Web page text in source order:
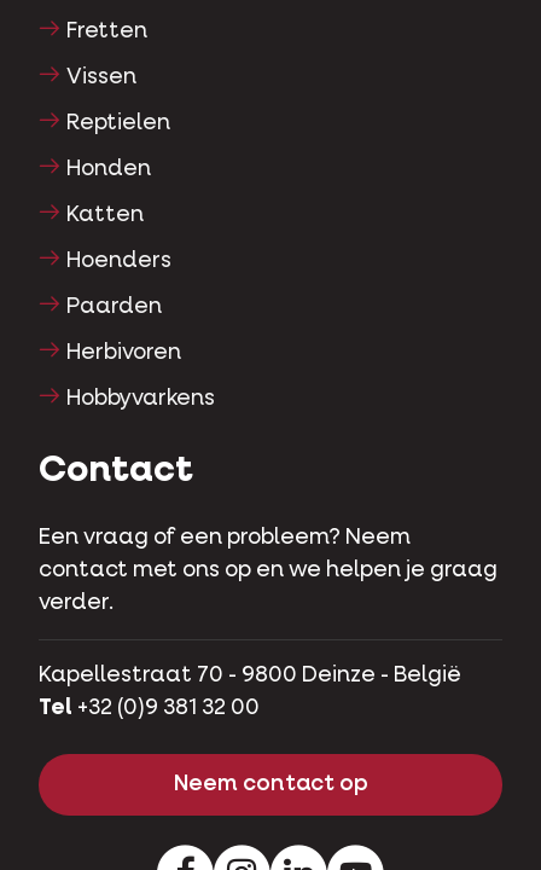
Fretten
Vissen
Reptielen
Honden
Katten
Hoenders
Paarden
Herbivoren
Hobbyvarkens
Contact
Een vraag of een probleem? Neem
contact met ons op en we helpen je graag
verder.
Kapellestraat 70 - 9800 Deinze - België
Tel +32 (0)9 381 32 00
Neem contact op
FacebookInstagramLinkedInYoutube